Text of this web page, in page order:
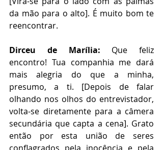
da mão para o alto]. É muito bom te
reencontrar.
Dirceu de Marília: Que feliz
encontro! Tua companhia me dará
mais alegria do que a minha,
presumo, a ti. [Depois de falar
olhando nos olhos do entrevistador,
volta-se diretamente para a câmera
secundária que capta a cena]. Grato
então por esta união de seres